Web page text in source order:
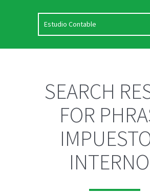
SEARCH
FOR